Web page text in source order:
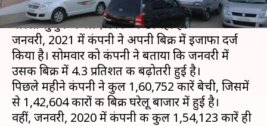
नए साल की शुरुआत देश की दिग्गज ऑटोमोबाइल कंपनी
मारुति सुजुकी के लिए काफी अच्छी रही है।
जनवरी, 2021 में कंपनी ने अपनी बिक्री में इजाफा दर्ज
किया है। सोमवार को कंपनी ने बताया कि जनवरी में
उसकी बिक्री में 4.3 प्रतिशत की बढ़ोतरी हुई है।
पिछले महीने कंपनी ने कुल 1,60,752 कारें बेची, जिसमें
से 1,42,604 कारों की बिक्री घरेलू बाजार में हुई है।
वहीं, जनवरी, 2020 में कंपनी की कुल 1,54,123 कारें ही